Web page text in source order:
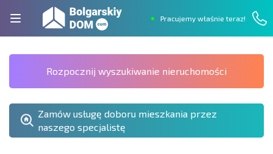
Pracujemy właśnie teraz!
Rozpocznij wyszukiwanie nieruchomości
Zamów usługę doboru mieszkania przez
naszego specjalistę